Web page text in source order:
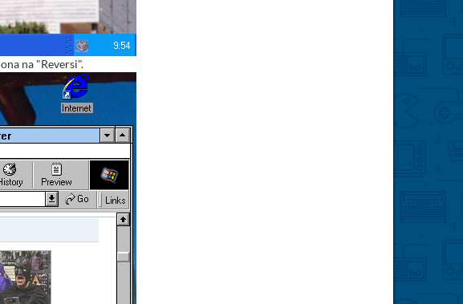
na "Reversi".